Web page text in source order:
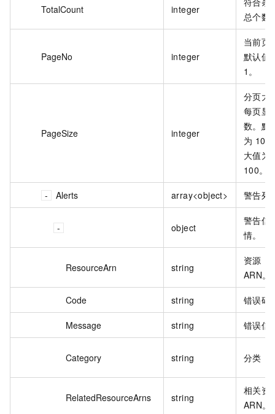
TotalCount integer
总个数
PageNo integer
当前页
默认值
1。
PageSize integer
分页大
每页显
数。默
为 10
大值为
100。
Alerts array<object> 警告列
object
警告信
情。
ResourceArn string
资源
ARN。
Code string 错误码
Message string 错误信
Category string 分类
RelatedResourceArns string
相关资
ARN。